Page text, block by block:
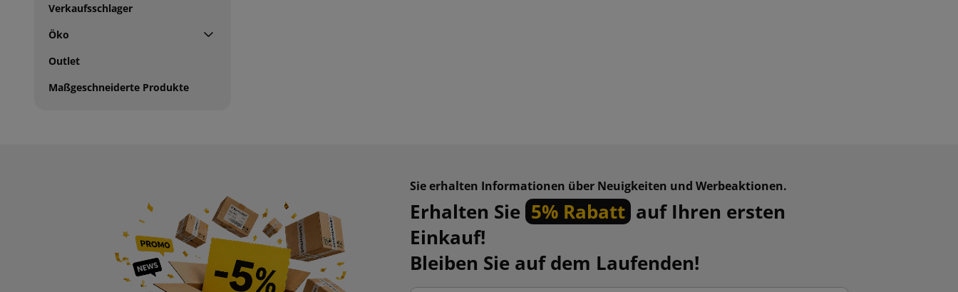
Verkaufsschlager
Öko
Outlet
Maßgeschneiderte Produkte
Sie erhalten Informationen über Neuigkeiten und Werbeaktionen.
Erhalten Sie 5% Rabatt auf Ihren ersten
Einkauf!
Bleiben Sie auf dem Laufenden!